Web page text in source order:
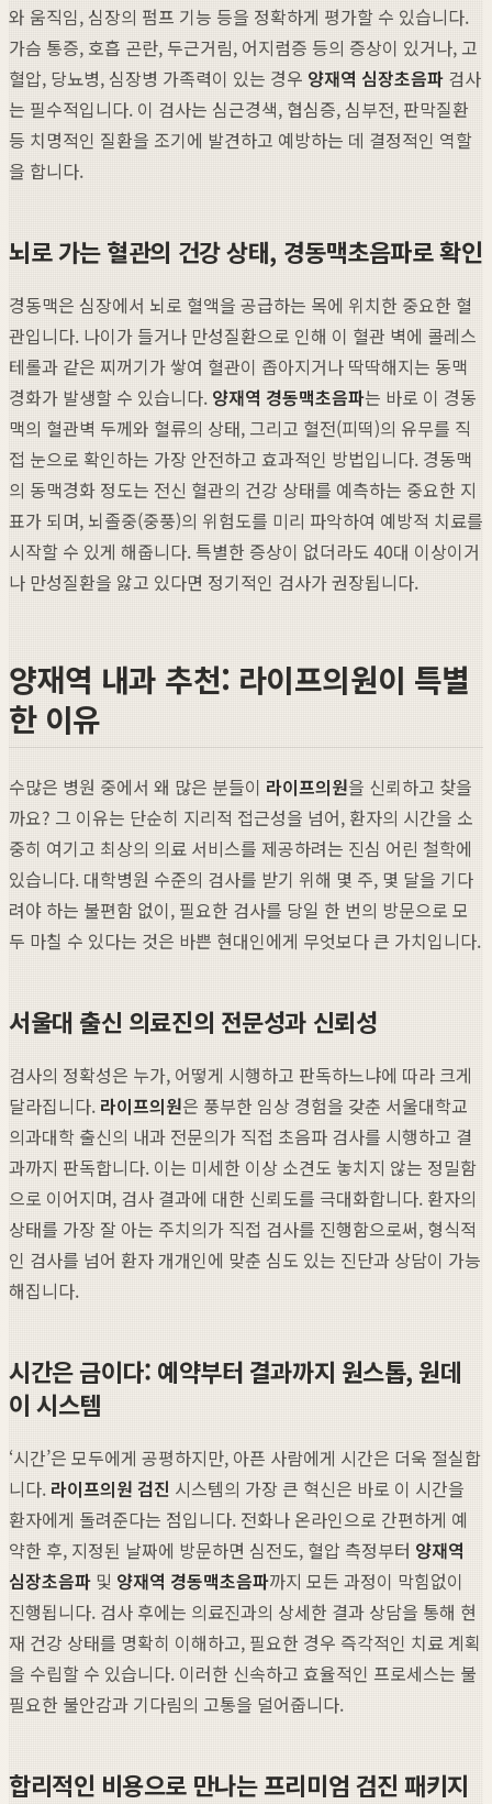
와 움직임, 심장의 펌프 기능 등을 정확하게 평가할 수 있습니다.
가슴 통증, 호흡 곤란, 두근거림, 어지럼증 등의 증상이 있거나, 고
혈압, 당뇨병, 심장병 가족력이 있는 경우 양재역 심장초음파 검사
는 필수적입니다. 이 검사는 심근경색, 협심증, 심부전, 판막질환
등 치명적인 질환을 조기에 발견하고 예방하는 데 결정적인 역할
을 합니다.
뇌로 가는 혈관의 건강 상태, 경동맥초음파로 확인
경동맥은 심장에서 뇌로 혈액을 공급하는 목에 위치한 중요한 혈
관입니다. 나이가 들거나 만성질환으로 인해 이 혈관 벽에 콜레스
테롤과 같은 찌꺼기가 쌓여 혈관이 좁아지거나 딱딱해지는 동맥
경화가 발생할 수 있습니다. 양재역 경동맥초음파는 바로 이 경동
맥의 혈관벽 두께와 혈류의 상태, 그리고 혈전(피떡)의 유무를 직
접 눈으로 확인하는 가장 안전하고 효과적인 방법입니다. 경동맥
의 동맥경화 정도는 전신 혈관의 건강 상태를 예측하는 중요한 지
표가 되며, 뇌졸중(중풍)의 위험도를 미리 파악하여 예방적 치료를
시작할 수 있게 해줍니다. 특별한 증상이 없더라도 40대 이상이거
나 만성질환을 앓고 있다면 정기적인 검사가 권장됩니다.
양재역 내과 추천: 라이프의원이 특별
한 이유
수많은 병원 중에서 왜 많은 분들이 라이프의원을 신뢰하고 찾을
까요? 그 이유는 단순히 지리적 접근성을 넘어, 환자의 시간을 소
중히 여기고 최상의 의료 서비스를 제공하려는 진심 어린 철학에
있습니다. 대학병원 수준의 검사를 받기 위해 몇 주, 몇 달을 기다
려야 하는 불편함 없이, 필요한 검사를 당일 한 번의 방문으로 모
두 마칠 수 있다는 것은 바쁜 현대인에게 무엇보다 큰 가치입니다.
서울대 출신 의료진의 전문성과 신뢰성
검사의 정확성은 누가, 어떻게 시행하고 판독하느냐에 따라 크게
달라집니다. 라이프의원은 풍부한 임상 경험을 갖춘 서울대학교
의과대학 출신의 내과 전문의가 직접 초음파 검사를 시행하고 결
과까지 판독합니다. 이는 미세한 이상 소견도 놓치지 않는 정밀함
으로 이어지며, 검사 결과에 대한 신뢰도를 극대화합니다. 환자의
상태를 가장 잘 아는 주치의가 직접 검사를 진행함으로써, 형식적
인 검사를 넘어 환자 개개인에 맞춘 심도 있는 진단과 상담이 가능
해집니다.
시간은 금이다: 예약부터 결과까지 원스톱, 원데
이 시스템
‘시간’은 모두에게 공평하지만, 아픈 사람에게 시간은 더욱 절실합
니다. 라이프의원 검진 시스템의 가장 큰 혁신은 바로 이 시간을
환자에게 돌려준다는 점입니다. 전화나 온라인으로 간편하게 예
약한 후, 지정된 날짜에 방문하면 심전도, 혈압 측정부터 양재역
심장초음파 및 양재역 경동맥초음파까지 모든 과정이 막힘없이
진행됩니다. 검사 후에는 의료진과의 상세한 결과 상담을 통해 현
재 건강 상태를 명확히 이해하고, 필요한 경우 즉각적인 치료 계획
을 수립할 수 있습니다. 이러한 신속하고 효율적인 프로세스는 불
필요한 불안감과 기다림의 고통을 덜어줍니다.
합리적인 비용으로 만나는 프리미엄 검진 패키지